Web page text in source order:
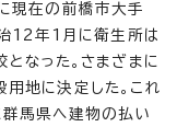
現在の前橋市大手
12年1月に衛生所は
なった。さまざまに
地に決定した。これ
馬県へ建物の払い